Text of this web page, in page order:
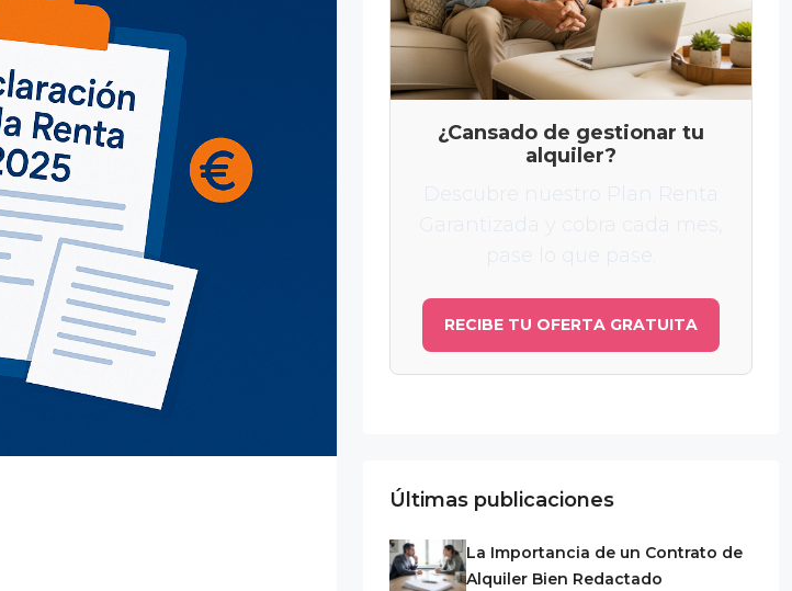
¿Cansado de gestionar tu
alquiler?
RECIBE TU OFERTA GRATUITA
Últimas publicaciones
La Importancia de un Contrato de
Alquiler Bien Redactado